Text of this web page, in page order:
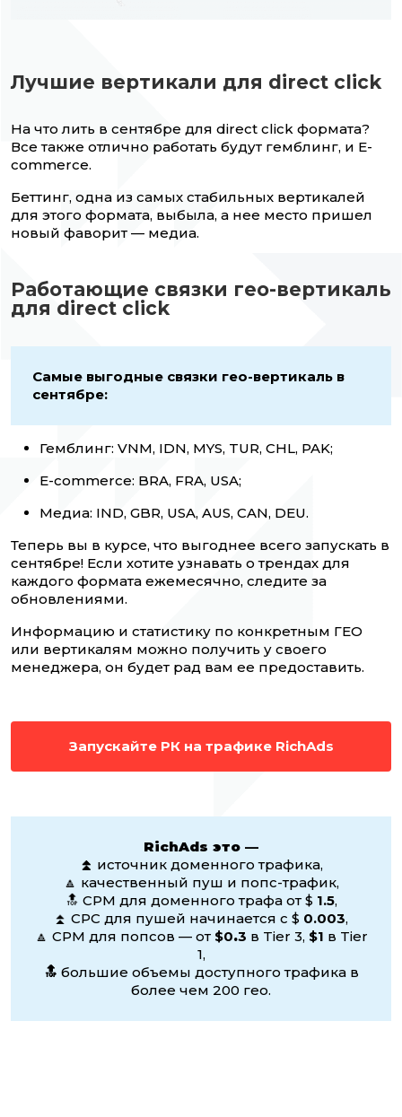
Лучшие вертикали для direct click
На что лить в сентябре для direct click формата?
Все также отлично работать будут гемблинг, и E-
commerce.
Беттинг, одна из самых стабильных вертикалей
для этого формата, выбыла, а нее место пришел
новый фаворит — медиа.
Работающие связки гео-вертикаль
для direct click
Самые выгодные связки гео-вертикаль в
сентябре:
Гемблинг: VNM, IDN, MYS, TUR, CHL, PAK;
E-commerce: BRA, FRA, USA;
Медиа: IND, GBR, USA, AUS, CAN, DEU.
Теперь вы в курсе, что выгоднее всего запускать в
сентябре! Если хотите узнавать о трендах для
каждого формата ежемесячно, следите за
обновлениями.
Информацию и статистику по конкретным ГЕО
или вертикалям можно получить у своего
менеджера, он будет рад вам ее предоставить.
Запускайте РК на трафике RichAds
RichAds это —
⏫ источник доменного трафика,
🔼 качественный пуш и попс-трафик,
🔝 CPM для доменного трафа от $ 1.5,
⏫ CPC для пушей начинается с $ 0.003,
🔼 CPM для попсов — от $0.3 в Tier 3, $1 в Tier
1,
🔝 большие объемы доступного трафика в
более чем 200 гео.